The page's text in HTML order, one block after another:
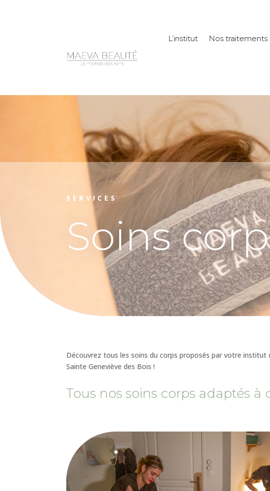
L’institut Nos traitements
SERVICES
Soins
Découvrez tous les soins du corps proposés par votre
Sainte Geneviève des Bois !
Tous nos soins corps adaptés à